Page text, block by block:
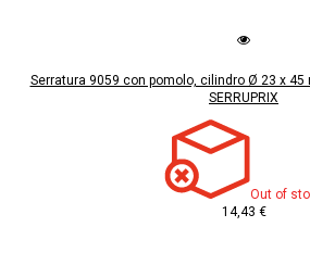
Serratura 9059 con pomolo, cilindro Ø 23 x
SERRUPRIX
Out of
14,43 €